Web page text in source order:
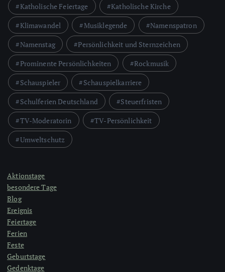
Katholische Feiertage
Katholische Kirche
Klimawandel
Musiklegende
Namenspatron
Namenstag
Persönlichkeit und Sternzeichen
Prominente Persönlichkeiten
Rockmusik
Schauspieler
Schauspielkarriere
Schulferien Deutschland
Steuerfristen
TV-Moderatorin
TV-Persönlichkeit
Umweltschutz
Aktionstage
besondere Tage
Blog
Ereignis
Feiertage
Ferien
Feste
Geburtstage
Gedenktage